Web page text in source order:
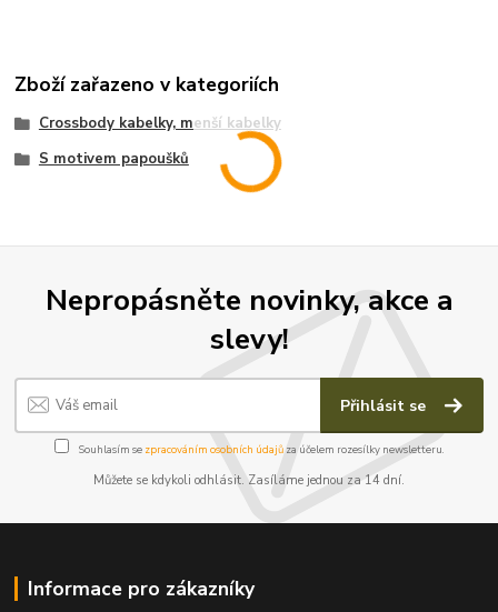
Zboží zařazeno v kategoriích
Crossbody kabelky, menší kabelky
S motivem papoušků
Nepropásněte novinky, akce a
slevy!
Přihlásit se
Souhlasím se zpracováním osobních údajůza účelem rozesílky newsletteru.
Můžete se kdykoli odhlásit. Zasíláme jednou za 14 dní.
Informace pro zákazníky